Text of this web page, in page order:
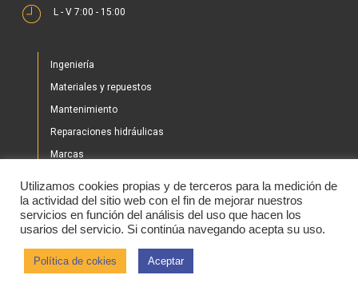
L - V 7:00 - 15:00
Ingeniería
Materiales y repuestos
Mantenimiento
Reparaciones hidráulicas
Marcas
Tienda
Noticias
Utilizamos cookies propias y de terceros para la medición de
la actividad del sitio web con el fin de mejorar nuestros
servicios en función del análisis del uso que hacen los
usarios del servicio. Si continúa navegando acepta su uso.
Política de cokies Aceptar